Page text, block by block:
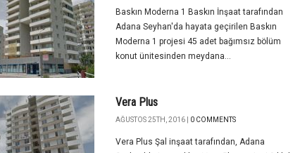
Baskın Moderna 1 Baskın İnşaat tarafından
Adana Seyhan'da hayata geçirilen Baskın
Moderna 1 projesi 45 adet bağımsız bölüm
konut ünitesinden meydana...
Vera Plus
AĞUSTOS 25TH, 2016 | 0 COMMENTS
Vera Plus Şal inşaat tarafından, Adana